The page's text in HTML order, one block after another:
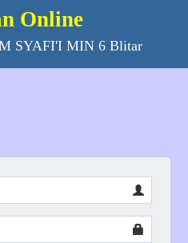
Online
SYAFI'I MIN 6 Blitar